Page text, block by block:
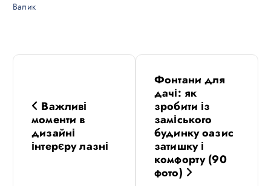
Валик
Н
Важливі
моменти в
дизайні
інтерєру лазні
Фонтани для
дачі: як
зробити із
заміського
будинку оазис
затишку і
комфорту (90
фото)